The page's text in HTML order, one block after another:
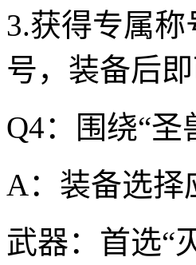
3.获得专属称
号，装备后
Q4：围绕“圣
A：装备选择
武器：首选“